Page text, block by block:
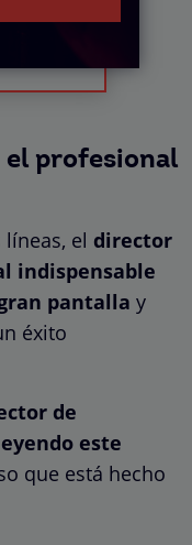
profesional
el director
indispensable
pantalla y
éxito
de
este
que está hecho